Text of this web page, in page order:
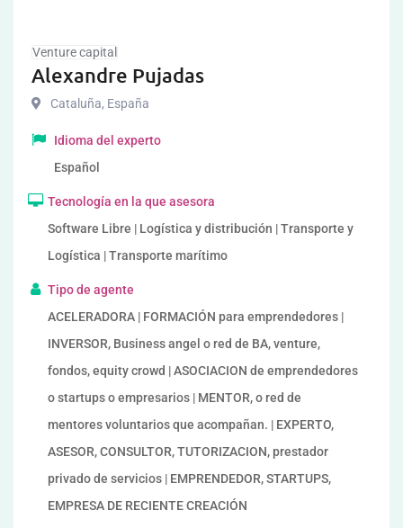
Venture capital
Alexandre Pujadas
Cataluña, España
Idioma del experto
Español
Tecnología en la que asesora
Software Libre | Logística y distribución | Transporte y
Logística | Transporte marítimo
Tipo de agente
ACELERADORA | FORMACIÓN para emprendedores |
INVERSOR, Business angel o red de BA, venture,
fondos, equity crowd | ASOCIACION de emprendedores
o startups o empresarios | MENTOR, o red de
mentores voluntarios que acompañan. | EXPERTO,
ASESOR, CONSULTOR, TUTORIZACION, prestador
privado de servicios | EMPRENDEDOR, STARTUPS,
EMPRESA DE RECIENTE CREACIÓN